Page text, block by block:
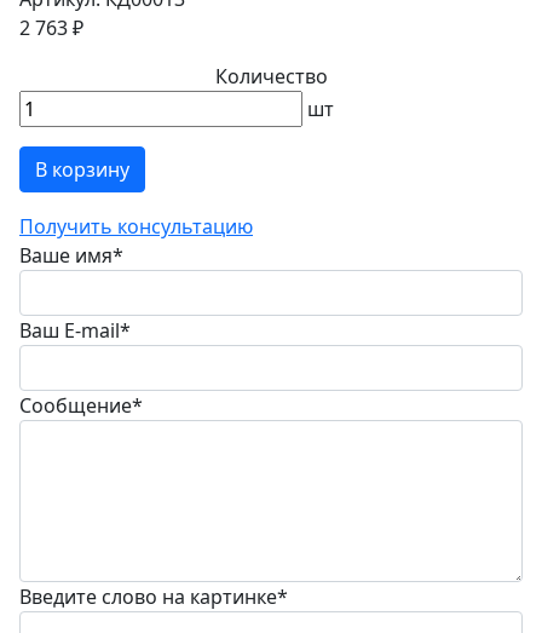
2 763 ₽
Количество
шт
В корзину
Получить консультацию
Ваше имя*
Ваш E-mail*
Сообщение*
Введите слово на картинке*